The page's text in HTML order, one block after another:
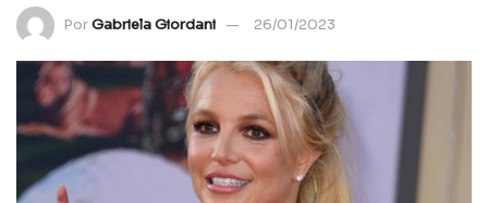
PorGabriela Giordani 26/01/2023